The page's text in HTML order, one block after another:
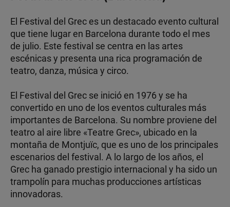
El Festival del Grec es un destacado evento cultural
que tiene lugar en Barcelona durante todo el mes
de julio. Este festival se centra en las artes
escénicas y presenta una rica programación de
teatro, danza, música y circo.
El Festival del Grec se inició en 1976 y se ha
convertido en uno de los eventos culturales más
importantes de Barcelona. Su nombre proviene del
teatro al aire libre «Teatre Grec», ubicado en la
montaña de Montjuïc, que es uno de los principales
escenarios del festival. A lo largo de los años, el
Grec ha ganado prestigio internacional y ha sido un
trampolín para muchas producciones artísticas
innovadoras.